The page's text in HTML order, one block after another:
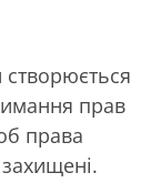
прав
права